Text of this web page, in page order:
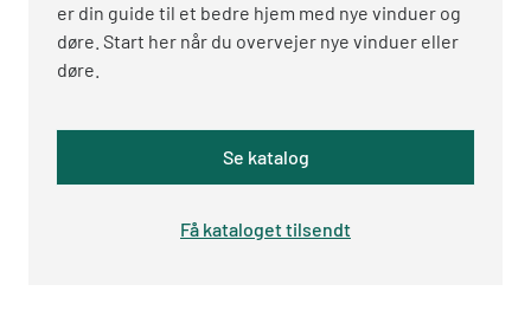
er din guide til et bedre hjem med nye vinduer og
døre. Start her når du overvejer nye vinduer eller
døre.
Se katalog
Få kataloget tilsendt